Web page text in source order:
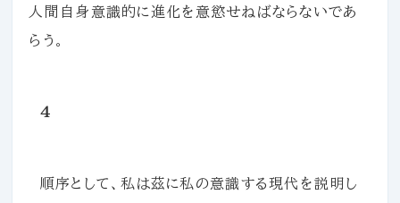
人間自身意識的に進化を意慾せねばならないであ
らう。
４
順序として、私は茲に私の意識する現代を説明し